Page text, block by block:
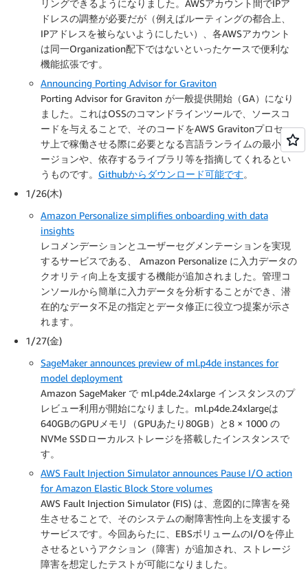
リングできるようになりました。AWSアカウント間でIPア
ドレスの調整が必要だが（例えばルーティングの都合上、
IPアドレスを被らないようにしたい）、各AWSアカウント
は同一Organization配下ではないといったケースで便利な
機能拡張です。
Announcing Porting Advisor for Graviton
Porting Advisor for Graviton が一般提供開始（GA）になり
ました。これはOSSのコマンドラインツールで、ソースコ
ードを与えることで、そのコードをAWS Gravitonプロセッ
サ上で稼働させる際に必要となる言語ランライムの最小バ
ージョンや、依存するライブラリ等を指摘してくれるとい
うものです。 Githubからダウンロード可能です。
1/26(木)
Amazon Personalize simplifies onboarding with data
insights
レコメンデーションとユーザーセグメンテーションを実現
するサービスである、 Amazon Personalize に入力データの
クオリティ向上を支援する機能が追加されました。管理コ
ンソールから簡単に入力データを分析することができ、潜
在的なデータ不足の指定とデータ修正に役立つ提案が示さ
れます。
1/27(金)
SageMaker announces preview of ml.p4de instances for
model deployment
Amazon SageMaker で ml.p4de.24xlarge インスタンスのプ
レビュー利用が開始になりました。ml.p4de.24xlargeは
640GBのGPUメモリ（GPUあたり80GB）と8 × 1000 の
NVMe SSDローカルストレージを搭載したインスタンスで
す。
AWS Fault Injection Simulator announces Pause I/O action
for Amazon Elastic Block Store volumes
AWS Fault Injection Simulator (FIS) は、意図的に障害を発
生させることで、そのシステムの耐障害性向上を支援する
サービスです。今回あらたに、EBSボリュームのI/Oを停止
させるというアクション（障害）が追加され、ストレージ
障害を想定したテストが可能になりました。